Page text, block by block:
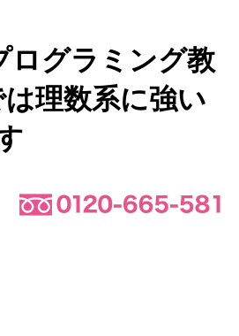
ログラミング教
理数系に強い